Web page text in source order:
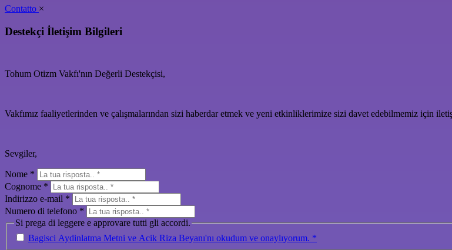
Contatto ×
Destekçi İletişim Bilgileri
Tohum Otizm Vakfı'nın Değerli Destekçisi,
Vakfımız faaliyetlerinden ve çalışmalarından sizi haberdar etmek ve yeni etkinliklerimize sizi davet edebilmemiz için
Sevgiler,
Nome *
Cognome *
Indirizzo e-mail *
Numero di telefono *
Si prega di leggere e approvare tutti gli accordi.
Bagisci Aydinlatma Metni ve Acik Riza Beyanı'nı okudum ve onaylıyorum. *